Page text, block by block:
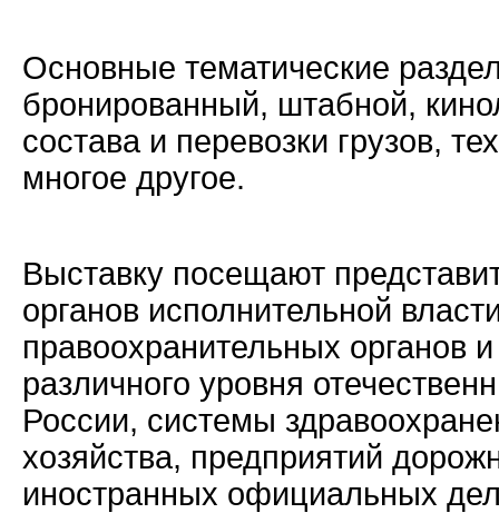
Основные тематические
бронированный, штабной,
состава и перевозки грузов,
многое другое.
Выставку посещают
органов исполнительной
правоохранительных органов
различного уровня
России, системы
хозяйства, предприятий
иностранных официальных